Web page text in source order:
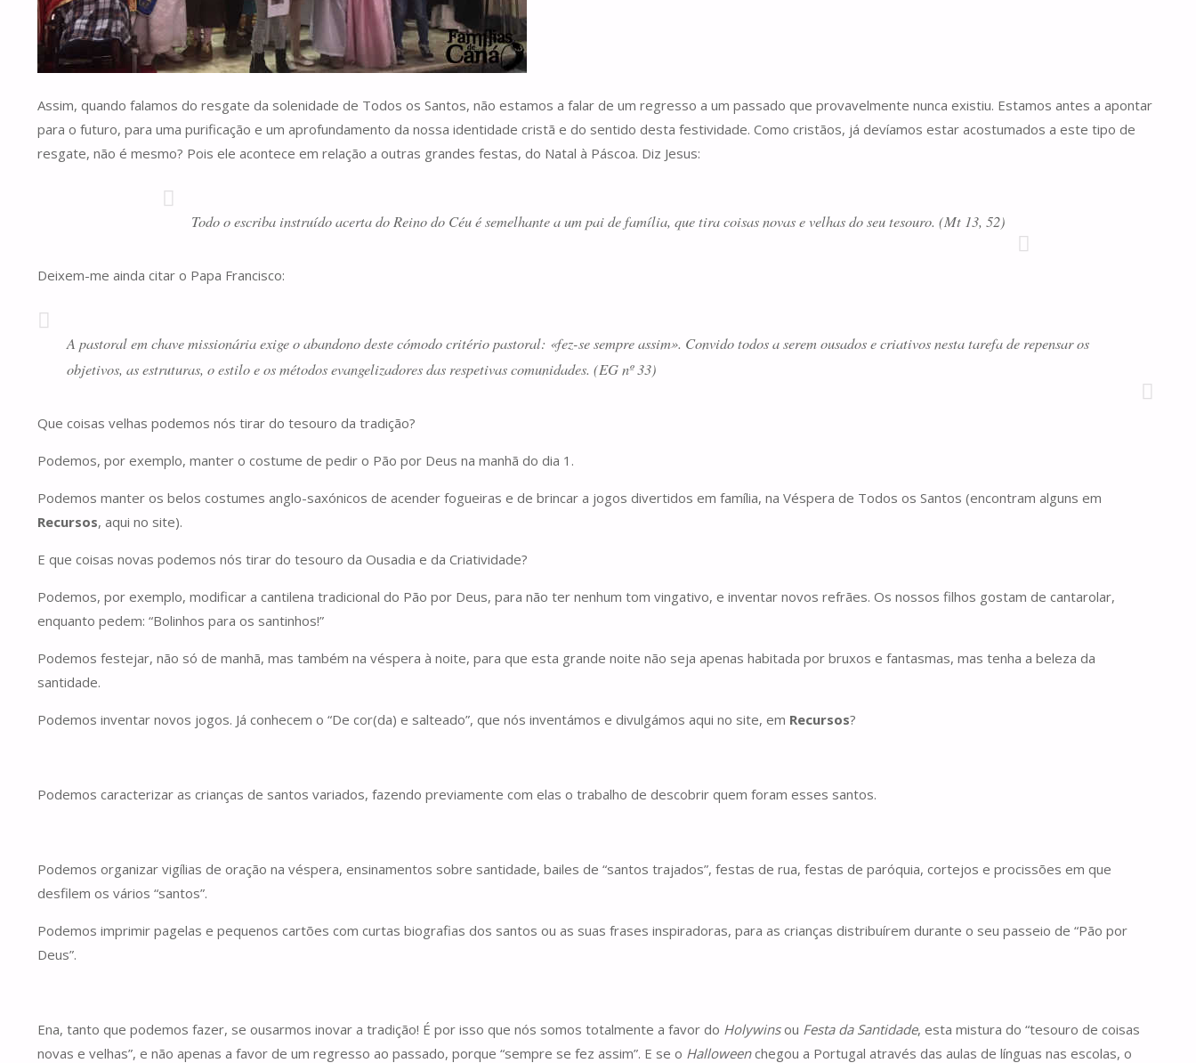
Assim, quando falamos do resgate da solenidade de Todos os Santos, não estamos a falar de um regresso a um passado que provavelmente nunca existiu. Estamos antes a apontar
para o futuro, para uma purificação e um aprofundamento da nossa identidade cristã e do sentido desta festividade. Como cristãos, já devíamos estar acostumados a este tipo de
resgate, não é mesmo? Pois ele acontece em relação a outras grandes festas, do Natal à Páscoa. Diz Jesus:
Todo o escriba instruído acerta do Reino do Céu é semelhante a um pai de família, que tira coisas novas e velhas do seu tesouro. (Mt 13, 52)
Deixem-me ainda citar o Papa Francisco:
A pastoral em chave missionária exige o abandono deste cómodo critério pastoral: «fez-se sempre assim». Convido todos a serem ousados e criativos nesta tarefa de repensar os
objetivos, as estruturas, o estilo e os métodos evangelizadores das respetivas comunidades. (EG nº 33)
Que coisas velhas podemos nós tirar do tesouro da tradição?
Podemos, por exemplo, manter o costume de pedir o Pão por Deus na manhã do dia 1.
Podemos manter os belos costumes anglo-saxónicos de acender fogueiras e de brincar a jogos divertidos em família, na Véspera de Todos os Santos (encontram alguns em
Recursos, aqui no site).
E que coisas novas podemos nós tirar do tesouro da Ousadia e da Criatividade?
Podemos, por exemplo, modificar a cantilena tradicional do Pão por Deus, para não ter nenhum tom vingativo, e inventar novos refrães. Os nossos filhos gostam de cantarolar,
enquanto pedem: “Bolinhos para os santinhos!”
Podemos festejar, não só de manhã, mas também na véspera à noite, para que esta grande noite não seja apenas habitada por bruxos e fantasmas, mas tenha a beleza da
santidade.
Podemos inventar novos jogos. Já conhecem o “De cor(da) e salteado”, que nós inventámos e divulgámos aqui no site, em Recursos?
Podemos caracterizar as crianças de santos variados, fazendo previamente com elas o trabalho de descobrir quem foram esses santos.
Podemos organizar vigílias de oração na véspera, ensinamentos sobre santidade, bailes de “santos trajados”, festas de rua, festas de paróquia, cortejos e procissões em que
desfilem os vários “santos”.
Podemos imprimir pagelas e pequenos cartões com curtas biografias dos santos ou as suas frases inspiradoras, para as crianças distribuírem durante o seu passeio de “Pão por
Deus”.
Ena, tanto que podemos fazer, se ousarmos inovar a tradição! É por isso que nós somos totalmente a favor do Holywinsou Festa da Santidade, esta mistura do “tesouro de coisas
novas e velhas”, e não apenas a favor de um regresso ao passado, porque “sempre se fez assim”. E se o Halloweenchegou a Portugal através das aulas de línguas nas escolas, o